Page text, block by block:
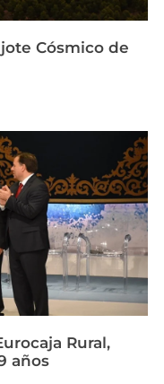
Cósmico de
Rural,
años